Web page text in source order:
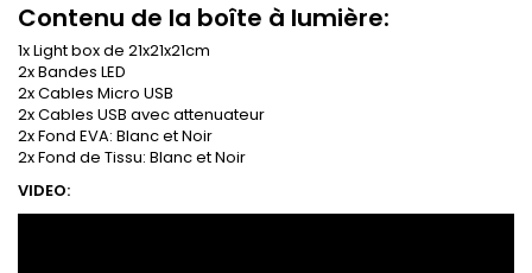
Contenu de la boîte à lumière:
1x Light box de 21x21x21cm
2x Bandes LED
2x Cables Micro USB
2x Cables USB avec attenuateur
2x Fond EVA: Blanc et Noir
2x Fond de Tissu: Blanc et Noir
VIDEO: